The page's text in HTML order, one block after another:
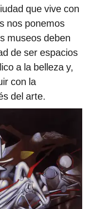
que vive con
nos ponemos
museos deben
de ser espacios
a la belleza y,
con la
del arte.